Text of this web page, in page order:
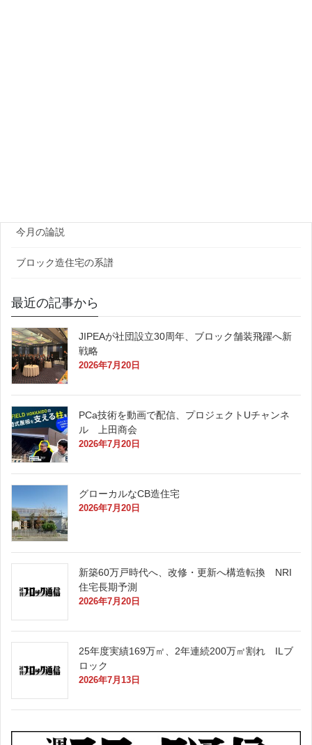
今月の論説
ブロック造住宅の系譜
最近の記事から
JIPEAが社団設立30周年、ブロック舗装飛躍へ新
戦略
2026年7月20日
PCa技術を動画で配信、プロジェクトUチャンネ
ル 上田商会
2026年7月20日
グローカルなCB造住宅
2026年7月20日
新築60万戸時代へ、改修・更新へ構造転換 NRI
住宅長期予測
2026年7月20日
25年度実績169万㎡、2年連続200万㎡割れ ILブ
ロック
2026年7月13日